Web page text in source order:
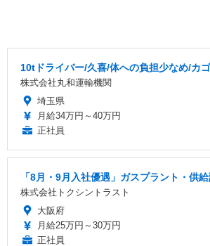
10tドライバー/久喜/体への負担少なめ/カ
株式会社丸和運輸機関
埼玉県
月給34万円～40万円
正社員
「8月・9月入社優遇」ガスプラント・供
株式会社トクシントラスト
大阪府
月給25万円～30万円
正社員